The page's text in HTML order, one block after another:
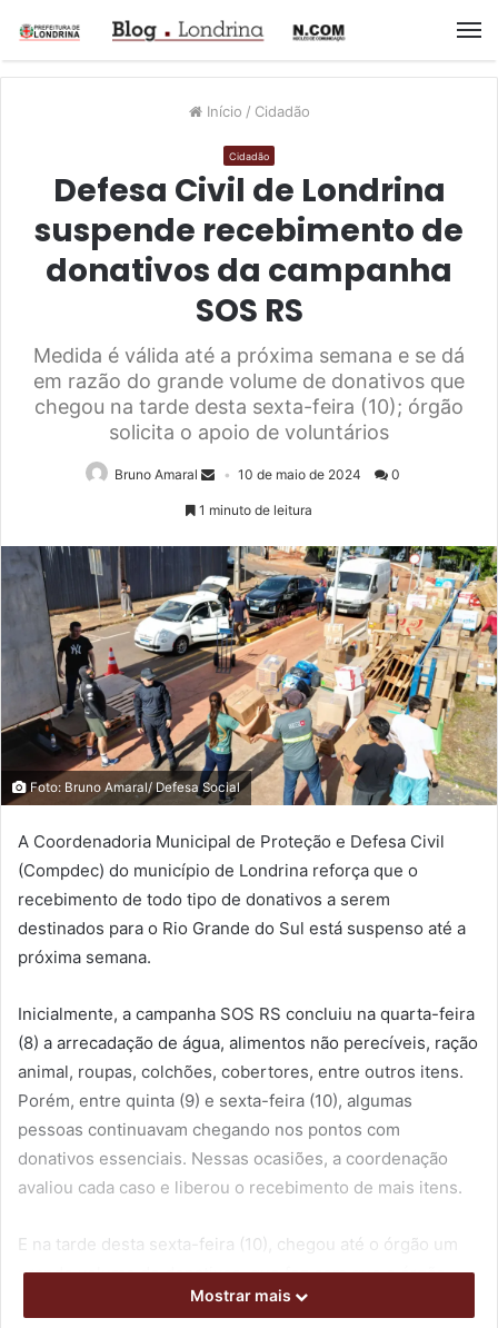
Início / Cidadão
Cidadão
Defesa Civil de Londrina
suspende recebimento de
donativos da campanha
SOS RS
Medida é válida até a próxima semana e se dá
em razão do grande volume de donativos que
chegou na tarde desta sexta-feira (10); órgão
solicita o apoio de voluntários
Bruno Amaral 10 de maio de 2024 0
1 minuto de leitura
Foto: Bruno Amaral/ Defesa Social
A Coordenadoria Municipal de Proteção e Defesa Civil
(Compdec) do município de Londrina reforça que o
recebimento de todo tipo de donativos a serem
destinados para o Rio Grande do Sul está suspenso até a
próxima semana.
Inicialmente, a campanha SOS RS concluiu na quarta-feira
(8) a arrecadação de água, alimentos não perecíveis, ração
animal, roupas, colchões, cobertores, entre outros itens.
Porém, entre quinta (9) e sexta-feira (10), algumas
pessoas continuavam chegando nos pontos com
donativos essenciais. Nessas ocasiões, a coordenação
avaliou cada caso e liberou o recebimento de mais itens.
E na tarde desta sexta-feira (10), chegou até o órgão um
grande volume de donativos, que fez com que o órgão
suspendesse o recebimento. O coordenador-geral da
Mostrar mais